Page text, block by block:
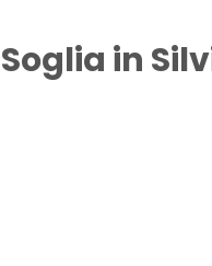
Soglia in